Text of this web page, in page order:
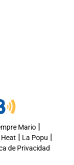
Mario|
| La Popu |
de Privacidad